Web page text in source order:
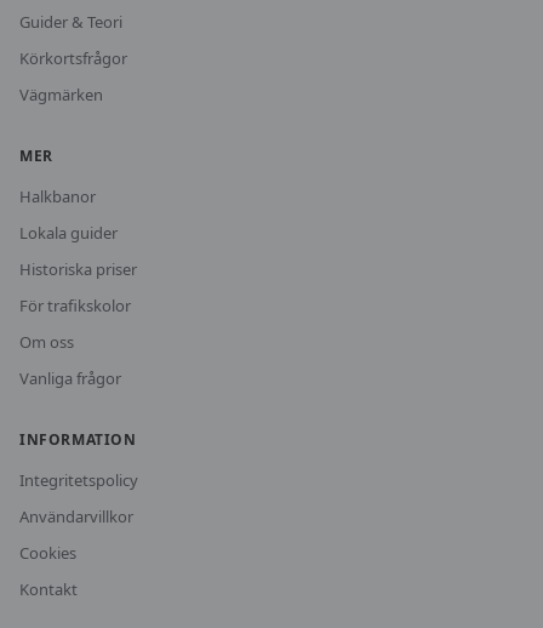
Guider & Teori
Körkortsfrågor
Vägmärken
MER
Halkbanor
Lokala guider
Historiska priser
För trafikskolor
Om oss
Vanliga frågor
INFORMATION
Integritetspolicy
Användarvillkor
Cookies
Kontakt